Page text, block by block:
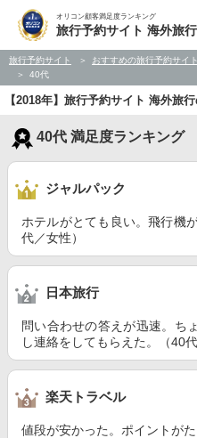
オリコン顧客満足度ランキング
旅行予約サイト 海外旅行
旅行予約サイト おすすめの旅行予約サイ
40代
【2018年】旅行予約サイト 海外旅
40代 満足度ランキング
ジャルパック
ホテルがとても良い。飛行機
代／女性）
日本旅行
問い合わせの答えが迅速。ち
し連絡をしてもらえた。（40代
楽天トラベル
値段が安かった。ポイントが